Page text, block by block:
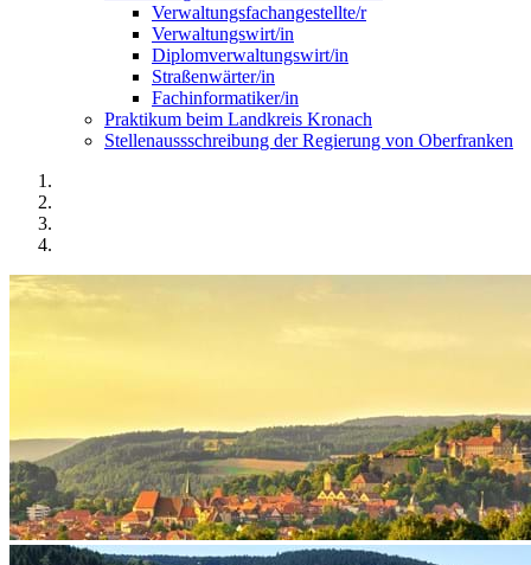
Verwaltungsfachangestellte/r
Verwaltungswirt/in
Diplomverwaltungswirt/in
Straßenwärter/in
Fachinformatiker/in
Praktikum beim Landkreis Kronach
Stellenaussschreibung der Regierung von Oberfranken